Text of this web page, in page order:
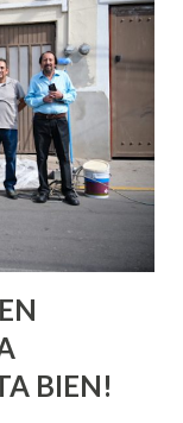
no son expertos
que
Si eres una
tal vez
esperar para
con
ambas partes
BIEN!